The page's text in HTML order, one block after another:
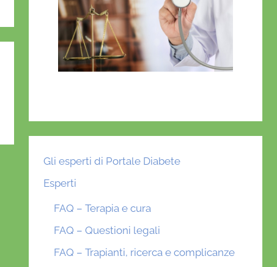
Gli esperti di Portale Diabete
Esperti
FAQ – Terapia e cura
FAQ – Questioni legali
FAQ – Trapianti, ricerca e complicanze